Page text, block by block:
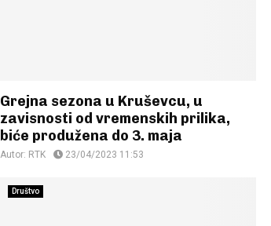
Grejna sezona u Kruševcu, u
zavisnosti od vremenskih prilika,
biće produžena do 3. maja
Autor: RTK 23/04/2023 11:53
Društvo